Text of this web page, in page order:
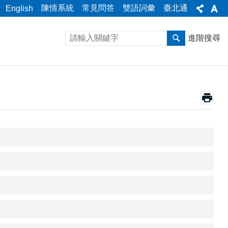
English 陳情系統 常見問答 雙語詞彙 臺北通
進階搜尋